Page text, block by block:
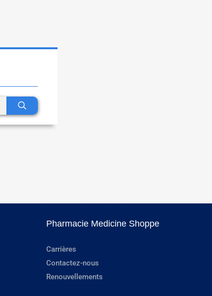
Pharmacie Medicine Shoppe
Carrières
Contactez-nous
Renouvellements